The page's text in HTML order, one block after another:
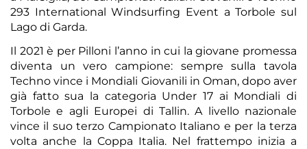
293 International Windsurfing Event a Torbole sul
Lago di Garda.
Il 2021 è per Pilloni l’anno in cui la giovane promessa
diventa un vero campione: sempre sulla tavola
Techno vince i Mondiali Giovanili in Oman, dopo aver
già fatto sua la categoria Under 17 ai Mondiali di
Torbole e agli Europei di Tallin. A livello nazionale
vince il suo terzo Campionato Italiano e per la terza
volta anche la Coppa Italia. Nel frattempo inizia a